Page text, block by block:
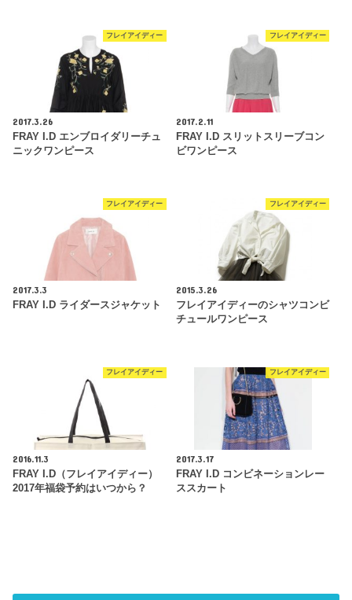
フレイアイディー
2017.3.26
FRAY I.D エンブロイダリーチュ
ニックワンピース
フレイアイディー
2017.2.11
FRAY I.D スリットスリーブコン
ビワンピース
フレイアイディー
2017.3.3
FRAY I.D ライダースジャケット
フレイアイディー
2015.3.26
フレイアイディーのシャツコンビ
チュールワンピース
フレイアイディー
2016.11.3
FRAY I.D（フレイアイディー）
2017年福袋予約はいつから？
フレイアイディー
2017.3.17
FRAY I.D コンビネーションレー
ススカート